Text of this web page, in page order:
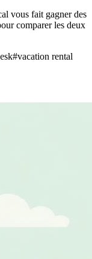
vous fait gagner des
comparer les deux
#vacation rental